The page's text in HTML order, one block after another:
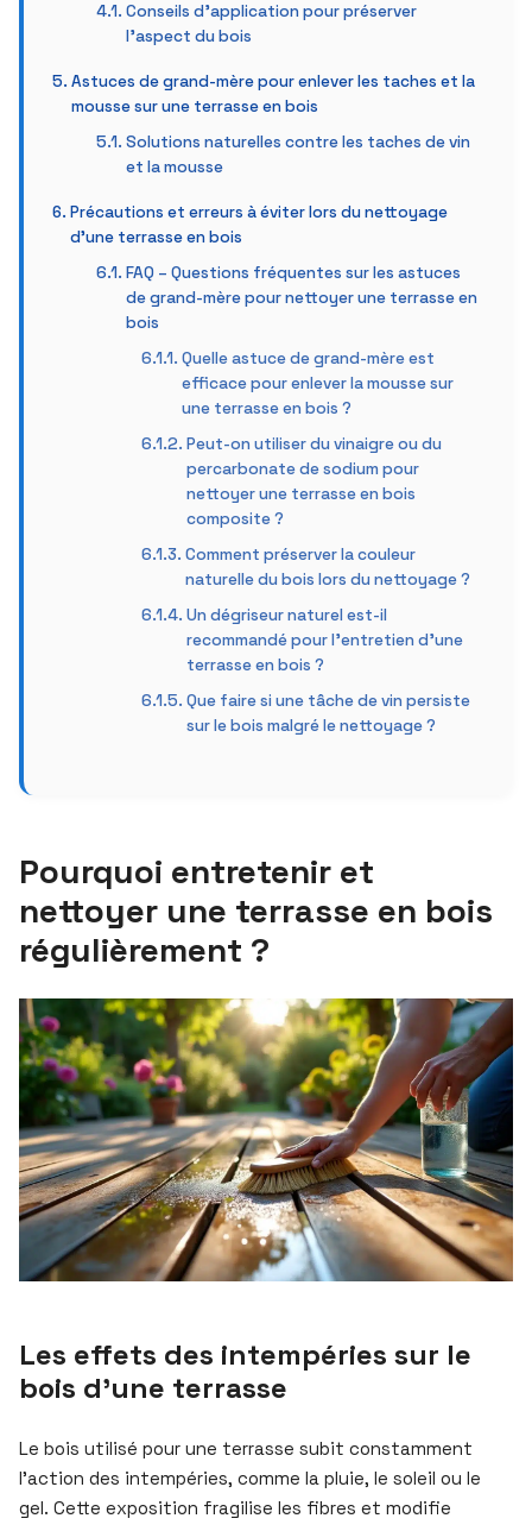
Conseils d’application pour préserver
l’aspect du bois
Astuces de grand-mère pour enlever les taches et la
mousse sur une terrasse en bois
Solutions naturelles contre les taches de vin
et la mousse
Précautions et erreurs à éviter lors du nettoyage
d’une terrasse en bois
FAQ – Questions fréquentes sur les astuces
de grand-mère pour nettoyer une terrasse en
bois
Quelle astuce de grand-mère est
efficace pour enlever la mousse sur
une terrasse en bois ?
Peut-on utiliser du vinaigre ou du
percarbonate de sodium pour
nettoyer une terrasse en bois
composite ?
Comment préserver la couleur
naturelle du bois lors du nettoyage ?
Un dégriseur naturel est-il
recommandé pour l’entretien d’une
terrasse en bois ?
Que faire si une tâche de vin persiste
sur le bois malgré le nettoyage ?
Pourquoi entretenir et
nettoyer une terrasse en bois
régulièrement ?
Les effets des intempéries sur le
bois d’une terrasse
Le bois utilisé pour une terrasse subit constamment
l’action des intempéries, comme la pluie, le soleil ou le
gel. Cette exposition fragilise les fibres et modifie